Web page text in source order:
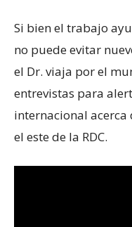
Si bien el trabajo
no puede evitar
el Dr. viaja por el
entrevistas para
internacional acerca
el este de la RDC.